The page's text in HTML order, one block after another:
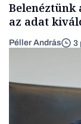
Belenéztünk
az adat
Péller András 3